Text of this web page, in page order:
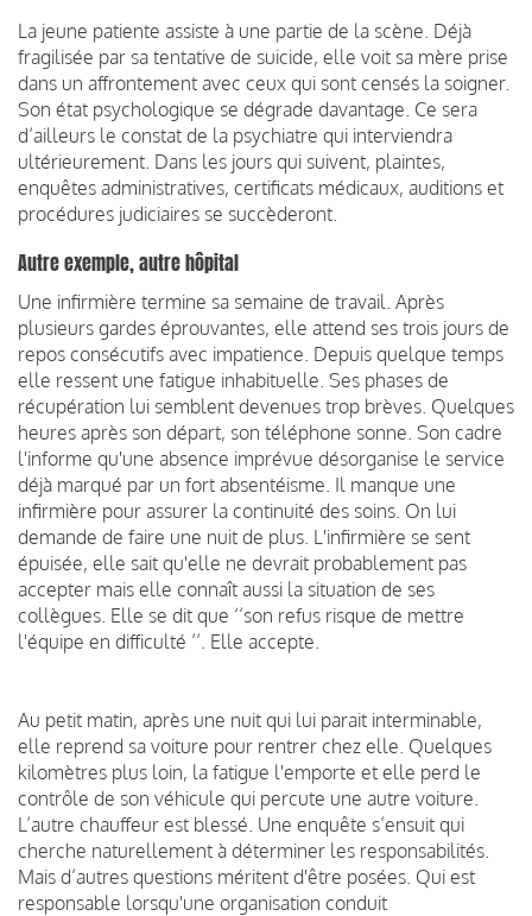
La jeune patiente assiste à une partie de la scène. Déjà
fragilisée par sa tentative de suicide, elle voit sa mère prise
dans un affrontement avec ceux qui sont censés la soigner.
Son état psychologique se dégrade davantage. Ce sera
d’ailleurs le constat de la psychiatre qui interviendra
ultérieurement. Dans les jours qui suivent, plaintes,
enquêtes administratives, certificats médicaux, auditions et
procédures judiciaires se succèderont.
Autre exemple, autre hôpital
Une infirmière termine sa semaine de travail. Après
plusieurs gardes éprouvantes, elle attend ses trois jours de
repos consécutifs avec impatience. Depuis quelque temps
elle ressent une fatigue inhabituelle. Ses phases de
récupération lui semblent devenues trop brèves. Quelques
heures après son départ, son téléphone sonne. Son cadre
l'informe qu'une absence imprévue désorganise le service
déjà marqué par un fort absentéisme. Il manque une
infirmière pour assurer la continuité des soins. On lui
demande de faire une nuit de plus. L'infirmière se sent
épuisée, elle sait qu'elle ne devrait probablement pas
accepter mais elle connaît aussi la situation de ses
collègues. Elle se dit que ‘’son refus risque de mettre
l'équipe en difficulté ’’. Elle accepte.
Au petit matin, après une nuit qui lui parait interminable,
elle reprend sa voiture pour rentrer chez elle. Quelques
kilomètres plus loin, la fatigue l'emporte et elle perd le
contrôle de son véhicule qui percute une autre voiture.
L’autre chauffeur est blessé. Une enquête s’ensuit qui
cherche naturellement à déterminer les responsabilités.
Mais d’autres questions méritent d'être posées. Qui est
responsable lorsqu'une organisation conduit